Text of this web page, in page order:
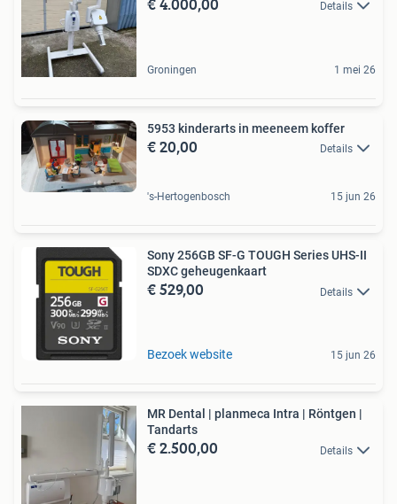
Details
Groningen 1 mei 26
5953 kinderarts in meeneem koffer
€ 20,00 Details
's-Hertogenbosch 15 jun 26
Sony 256GB SF-G TOUGH Series UHS-II
SDXC geheugenkaart
€ 529,00 Details
Bezoek website 15 jun 26
MR Dental | planmeca Intra | Röntgen |
Tandarts
€ 2.500,00 Details